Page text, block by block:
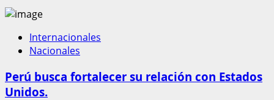
Internacionales
Nacionales
Perú busca fortalecer su relación con Estados
Unidos.